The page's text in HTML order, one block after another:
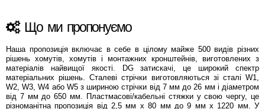
Що ми пропонуємо
Наша пропозиція включає в себе в цілому майже 500 видів різних
рішень хомутів, хомутів і монтажних кронштейнів, виготовлених з
матеріалів найвищої якості. DG затискачі, це широкий спектр
матеріальних рішень. Сталеві стрічки виготовляються зі сталі W1,
W2, W3, W4 або W5 з шириною стрічки від 7 мм до 26 мм і діаметром
від 7 мм до 650 мм. Пластмасові/кабельні стяжки у свою чергу, це
різноманітна пропозиція від 2,5 мм х 80 мм до 9 мм х 1220 мм. У